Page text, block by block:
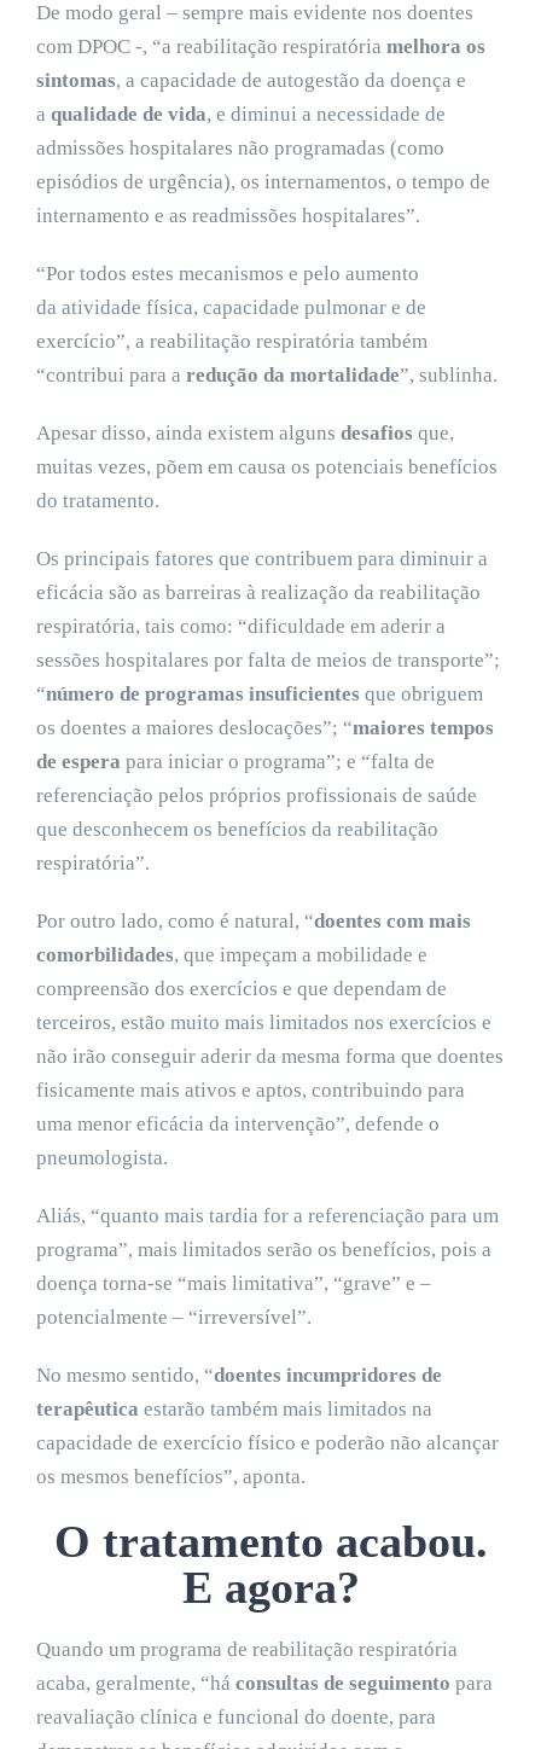
De modo geral – sempre mais evidente nos doentes
com DPOC -, “a reabilitação respiratória melhora os
sintomas, a capacidade de autogestão da doença e
a qualidade de vida, e diminui a necessidade de
admissões hospitalares não programadas (como
episódios de urgência), os internamentos, o tempo de
internamento e as readmissões hospitalares”.
“Por todos estes mecanismos e pelo aumento
da atividade física, capacidade pulmonar e de
exercício”, a reabilitação respiratória também
“contribui para a redução da mortalidade”, sublinha.
Apesar disso, ainda existem alguns desafios que,
muitas vezes, põem em causa os potenciais benefícios
do tratamento.
Os principais fatores que contribuem para diminuir a
eficácia são as barreiras à realização da reabilitação
respiratória, tais como: “dificuldade em aderir a
sessões hospitalares por falta de meios de transporte”;
“número de programas insuficientes que obriguem
os doentes a maiores deslocações”; “maiores tempos
de espera para iniciar o programa”; e “falta de
referenciação pelos próprios profissionais de saúde
que desconhecem os benefícios da reabilitação
respiratória”.
Por outro lado, como é natural, “doentes com mais
comorbilidades, que impeçam a mobilidade e
compreensão dos exercícios e que dependam de
terceiros, estão muito mais limitados nos exercícios e
não irão conseguir aderir da mesma forma que doentes
fisicamente mais ativos e aptos, contribuindo para
uma menor eficácia da intervenção”, defende o
pneumologista.
Aliás, “quanto mais tardia for a referenciação para um
programa”, mais limitados serão os benefícios, pois a
doença torna-se “mais limitativa”, “grave” e –
potencialmente – “irreversível”.
No mesmo sentido, “doentes incumpridores de
terapêutica estarão também mais limitados na
capacidade de exercício físico e poderão não alcançar
os mesmos benefícios”, aponta.
O tratamento acabou.
E agora?
Quando um programa de reabilitação respiratória
acaba, geralmente, “há consultas de seguimento para
reavaliação clínica e funcional do doente, para